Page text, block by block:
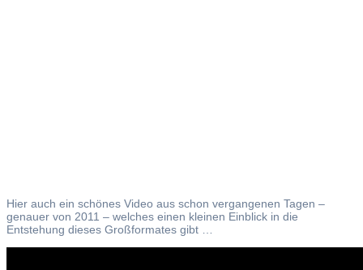
Hier auch ein schönes Video aus schon vergangenen Tagen –
genauer von 2011 – welches einen kleinen Einblick in die
Entstehung dieses Großformates gibt …